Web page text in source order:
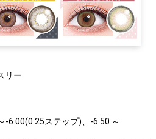
リー
-6.00(0.25ステップ)、-6.50 ～